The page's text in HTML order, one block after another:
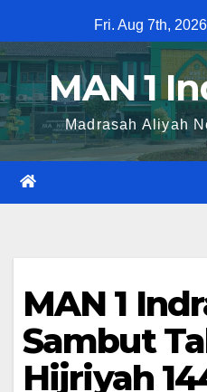
to
content
Fri. Aug 7th, 2026
MAN 1
Madrasah Aliyah
MAN 1
Sambut
Hijriyah